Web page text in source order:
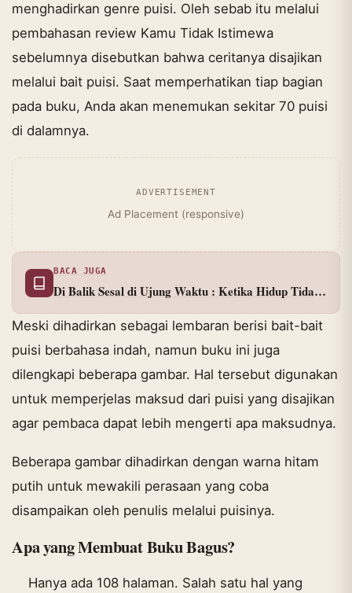
menghadirkan genre puisi. Oleh sebab itu melalui
pembahasan review Kamu Tidak Istimewa
sebelumnya disebutkan bahwa ceritanya disajikan
melalui bait puisi. Saat memperhatikan tiap bagian
pada buku, Anda akan menemukan sekitar 70 puisi
di dalamnya.
ADVERTISEMENT
Ad Placement (responsive)
BACA JUGA
Di Balik Sesal di Ujung Waktu : Ketika Hidup Tidak
Memiliki Tombol CTRL+Z
Meski dihadirkan sebagai lembaran berisi bait-bait
puisi berbahasa indah, namun buku ini juga
dilengkapi beberapa gambar. Hal tersebut digunakan
untuk memperjelas maksud dari puisi yang disajikan
agar pembaca dapat lebih mengerti apa maksudnya.
Beberapa gambar dihadirkan dengan warna hitam
putih untuk mewakili perasaan yang coba
disampaikan oleh penulis melalui puisinya.
Apa yang Membuat Buku Bagus?
Hanya ada 108 halaman. Salah satu hal yang